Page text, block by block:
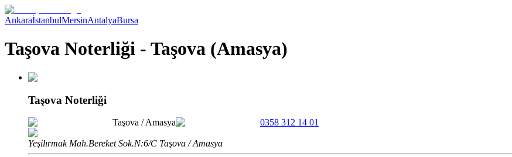
AnkaraİstanbulMersinAntalyaBursa
Taşova Noterliği - Taşova (Amasya)
Taşova Noterliği
Taşova /Amasya 0358 312 14 01
Yeşilırmak Mah.Bereket Sok.N:6/C Taşova / Amasya